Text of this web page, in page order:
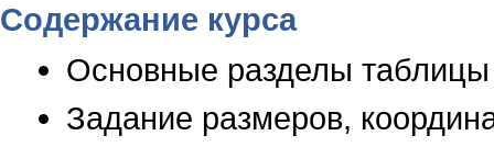
Содержание курса
Основные разделы таблицы
Задание размеров,